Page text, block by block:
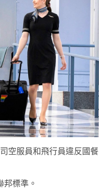
空服員和飛行員違反國餐
標準。